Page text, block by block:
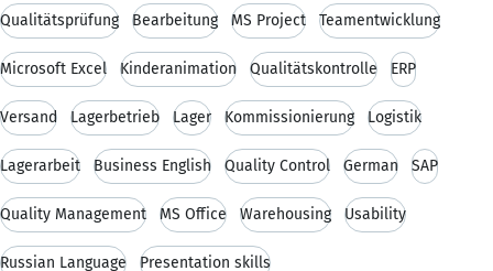
Qualitätsprüfung Bearbeitung MS Project Teamentwicklung
Microsoft Excel Kinderanimation Qualitätskontrolle ERP
Versand Lagerbetrieb Lager Kommissionierung Logistik
Lagerarbeit Business English Quality Control German SAP
Quality Management MS Office Warehousing Usability
Russian Language Presentation skills